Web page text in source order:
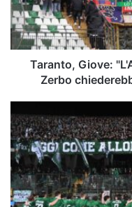
contestato
nulla,
Zerbo
chiederebbe
Taranto, Giove:
Zerbo
Benevento,
è
febbre
da
derby:
sold